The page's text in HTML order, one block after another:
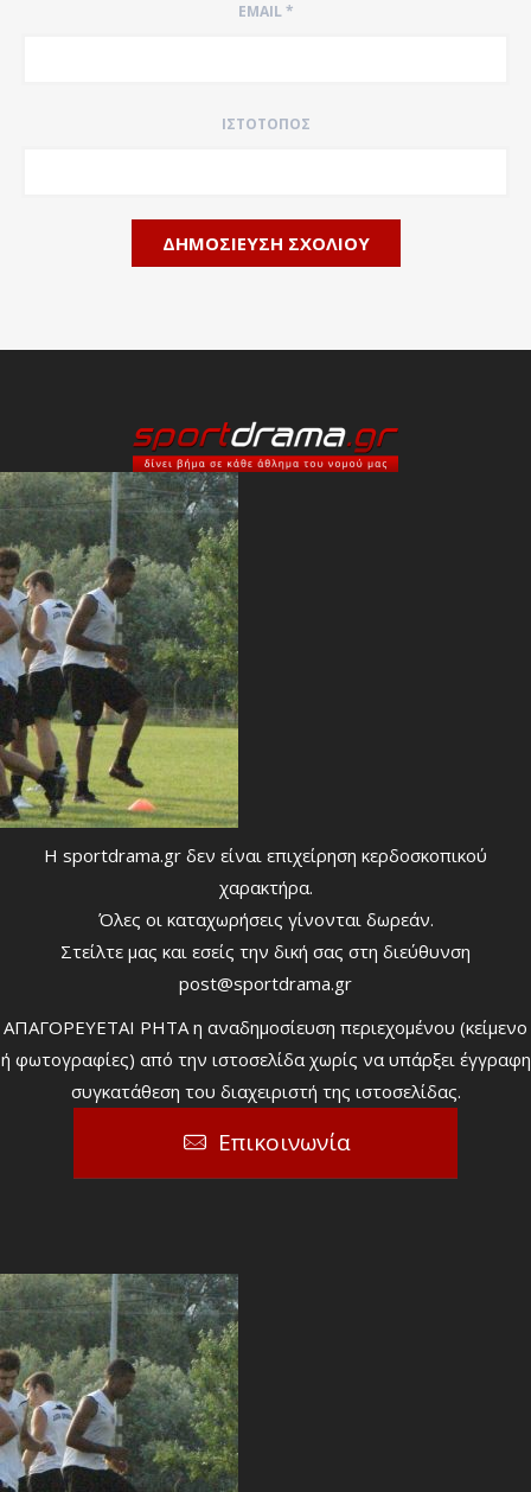
EMAIL*
ΙΣΤΌΤΟΠΟΣ
Η sportdrama.gr δεν είναι επιχείρηση κερδοσκοπικού
χαρακτήρα.
Όλες οι καταχωρήσεις γίνονται δωρεάν.
Στείλτε μας και εσείς την δική σας στη διεύθυνση
post@sportdrama.gr
ΑΠΑΓΟΡΕΥΕΤΑΙ ΡΗΤΑ η αναδημοσίευση περιεχομένου (κείμενο
ή φωτογραφίες) από την ιστοσελίδα χωρίς να υπάρξει έγγραφη
συγκατάθεση του διαχειριστή της ιστοσελίδας.
Επικοινωνία